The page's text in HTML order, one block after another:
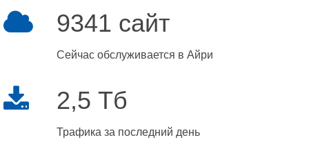
9341 сайт
Сейчас обслуживается в Айри
2,5 Тб
Трафика за последний день